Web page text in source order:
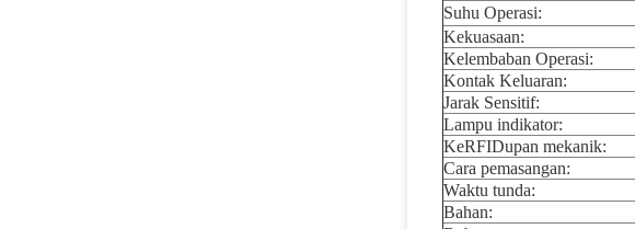
Suhu Operasi:
Kekuasaan:
Kelembaban Operasi:
Kontak Keluaran:
Jarak Sensitif:
Lampu indikator:
KeRFIDupan mekanik:
Cara pemasangan:
Waktu tunda:
Bahan: